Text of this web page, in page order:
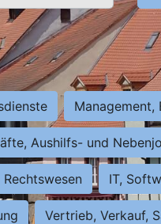
Management,
Aushilfs- und
Rechtswesen IT,
Vertrieb, Verkauf,